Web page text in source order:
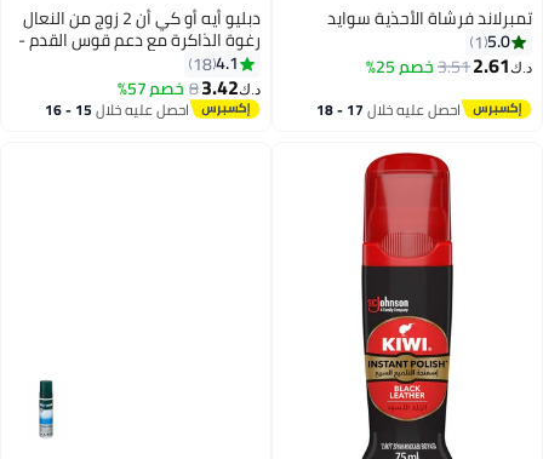
تمبرلاند فرشاة الأحذية سوايد
5.0
1
د.ك‏2.61
3.51خصم 25%
احصل عليه خلال 17 - 18
دبليو أيه أو كي أن 2 زوج من النعال
رغوة الذاكرة مع دعم قوس القدم -
الرجال والنساء النعال مريحة - تنفس
امتصاص الصدمات - أحذية التدريب ،
أحذية رياضية ، أحذية العمل الخيار
المثالي ، رمادي
4.1
18
د.ك‏3.42
8خصم 57%
احصل عليه خلال 15 - 16